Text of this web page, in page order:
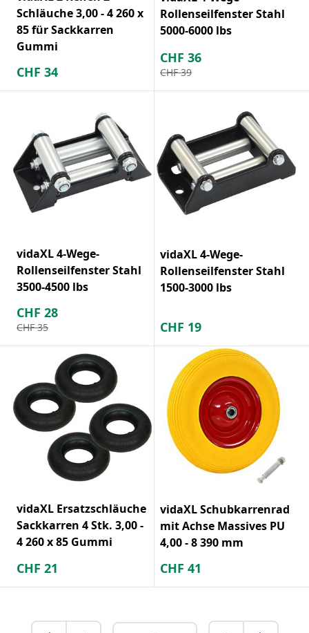
Schläuche 3,00 - 4 260 x
85 für Sackkarren
Gummi
CHF 34
Rollenseilfenster Stahl
5000-6000 lbs
CHF 36
CHF 39
vidaXL 4-Wege-
Rollenseilfenster Stahl
3500-4500 lbs
CHF 28
CHF 35
vidaXL 4-Wege-
Rollenseilfenster Stahl
1500-3000 lbs
CHF 19
vidaXL Ersatzschläuche
Sackkarren 4 Stk. 3,00 -
4 260 x 85 Gummi
CHF 21
vidaXL Schubkarrenrad
mit Achse Massives PU
4,00 - 8 390 mm
CHF 41